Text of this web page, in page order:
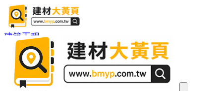
建築工程